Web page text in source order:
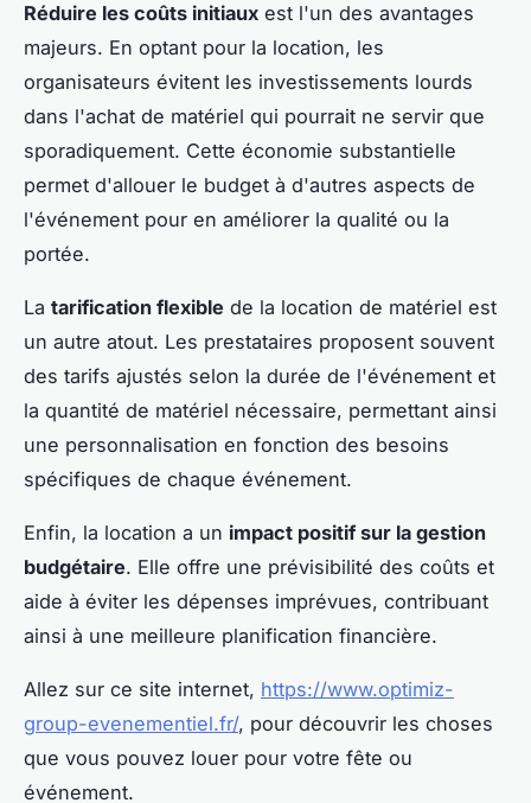
Réduire les coûts initiaux est l'un des avantages
majeurs. En optant pour la location, les
organisateurs évitent les investissements lourds
dans l'achat de matériel qui pourrait ne servir que
sporadiquement. Cette économie substantielle
permet d'allouer le budget à d'autres aspects de
l'événement pour en améliorer la qualité ou la
portée.
La tarification flexible de la location de matériel est
un autre atout. Les prestataires proposent souvent
des tarifs ajustés selon la durée de l'événement et
la quantité de matériel nécessaire, permettant ainsi
une personnalisation en fonction des besoins
spécifiques de chaque événement.
Enfin, la location a un impact positif sur la gestion
budgétaire. Elle offre une prévisibilité des coûts et
aide à éviter les dépenses imprévues, contribuant
ainsi à une meilleure planification financière.
Allez sur ce site internet, https://www.optimiz-
group-evenementiel.fr/, pour découvrir les choses
que vous pouvez louer pour votre fête ou
événement.